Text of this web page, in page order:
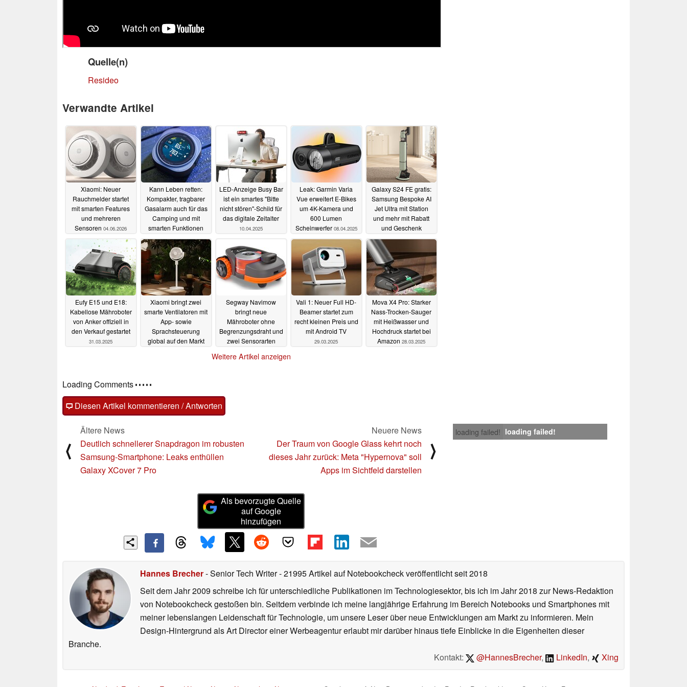
Quelle(n)
Resideo
Verwandte Artikel
Xiaomi: Neuer
Rauchmelder startet
mit smarten Features
und mehreren
Sensoren 04.06.2026
Kann Leben retten:
Kompakter, tragbarer
Gasalarm auch für das
Camping und mit
smarten Funktionen
startet günstig21.12.2025
LED-Anzeige Busy Bar
ist ein smartes "Bitte
nicht stören"-Schild für
das digitale Zeitalter
10.04.2025
Leak: Garmin Varia
Vue erweitert E-Bikes
um 4K-Kamera und
600 Lumen
Scheinwerfer 08.04.2025
Galaxy S24 FE gratis:
Samsung Bespoke AI
Jet Ultra mit Station
und mehr mit Rabatt
und Geschenk
02.04.2025
Eufy E15 und E18:
Kabellose Mähroboter
von Anker offiziell in
den Verkauf gestartet
31.03.2025
Xiaomi bringt zwei
smarte Ventilatoren mit
App- sowie
Sprachsteuerung
global auf den Markt
Segway Navimow
bringt neue
Mähroboter ohne
Begrenzungsdraht und
zwei Sensorarten
Vali 1: Neuer Full HD-
Beamer startet zum
recht kleinen Preis und
mit Android TV
29.03.2025
Mova X4 Pro: Starker
Nass-Trocken-Sauger
mit Heißwasser und
Hochdruck startet bei
Amazon 28.03.2025
Weitere Artikel anzeigen
Loading Comments
Diesen Artikel kommentieren / Antworten
loading failed! loading failed!
⟨
Ältere News
Deutlich schnellerer Snapdragon im robusten
Samsung-Smartphone: Leaks enthüllen
Galaxy XCover 7 Pro
Neuere News
Der Traum von Google Glass kehrt noch
dieses Jahr zurück: Meta "Hypernova" soll
Apps im Sichtfeld darstellen
⟩
Als bevorzugte Quelle
auf Google
hinzufügen
Hannes Brecher- Senior Tech Writer- 21995 Artikel auf Notebookcheck veröffentlichtseit 2018
Seit dem Jahr 2009 schreibe ich für unterschiedliche Publikationen im Technologiesektor, bis ich im Jahr 2018 zur News-Redaktion
von Notebookcheck gestoßen bin. Seitdem verbinde ich meine langjährige Erfahrung im Bereich Notebooks und Smartphones mit
meiner lebenslangen Leidenschaft für Technologie, um unsere Leser über neue Entwicklungen am Markt zu informieren. Mein
Design-Hintergrund als Art Director einer Werbeagentur erlaubt mir darüber hinaus tiefe Einblicke in die Eigenheiten dieser
Branche.
Kontakt:
@HannesBrecher, LinkedIn, Xing